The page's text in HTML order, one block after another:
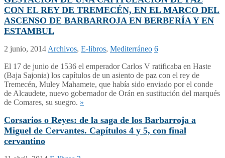
CON EL REY DE TREMECÉN, EN EL MARCO DEL
ASCENSO DE BARBARROJA EN BERBERÍA Y EN
ESTAMBUL
2 junio, 2014 Archivos, E-libros, Mediterráneo 6
El 17 de junio de 1536 el emperador Carlos V ratificaba en Haste
(Baja Sajonia) los capítulos de un asiento de paz con el rey de
Tremecén, Muley Mahamete, que había sido enviado por el conde
de Alcaudete, nuevo gobernador de Orán en sustitución del marqués
de Comares, su suegro. »
Corsarios o Reyes: de la saga de los Barbarroja a
Miguel de Cervantes. Capítulos 4 y 5, con final
cervantino